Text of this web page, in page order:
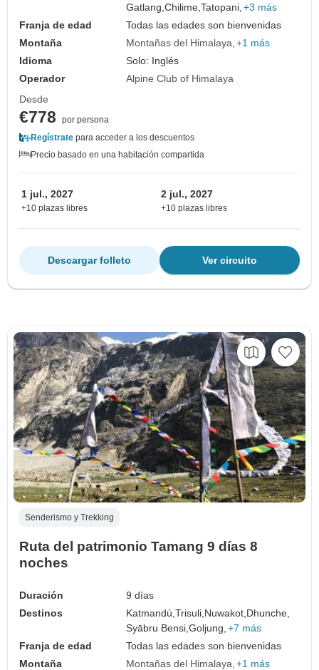
Gatlang,Chilime,Tatopani, +3 más
Franja de edad
Todas las edades son bienvenidas
Montaña
Montañas del Himalaya +1 más
Idioma
Solo: Inglés
Operador
Alpine Club of Himalaya
Desde
€778
por persona
Regístrate para acceder a los descuentos
Precio basado en una habitación compartida
1 jul., 2027
+10 plazas libres
2 jul., 2027
+10 plazas libres
Ver circuito
Descargar folleto
Senderismo y Trekking
Ruta del patrimonio Tamang 9 días 8
noches
Duración
9 días
Destinos
Katmandú,Trisuli, Nuwakot, Dhunche,
Syābru Bensi,Goljung, +7 más
Franja de edad
Todas las edades son bienvenidas
Montaña
Montañas del Himalaya +1 más